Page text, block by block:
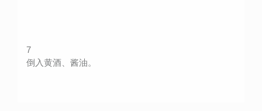
7
倒入黄酒、酱油。